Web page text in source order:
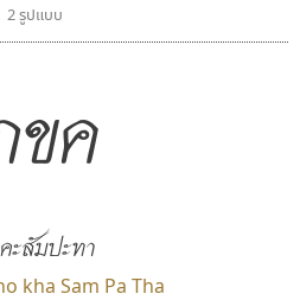
2 รูปแบบ
ค
ะสัมปะทา
kha Sam Pa Tha